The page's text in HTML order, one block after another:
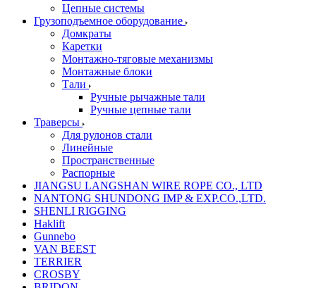
Цепные системы
Грузоподъемное оборудование
Домкраты
Каретки
Монтажно-тяговые механизмы
Монтажные блоки
Тали
Ручные рычажные тали
Ручные цепные тали
Траверсы
Для рулонов стали
Линейные
Пространственные
Распорные
JIANGSU LANGSHAN WIRE ROPE CO., LTD
NANTONG SHUNDONG IMP & EXP.CO.,LTD.
SHENLI RIGGING
Haklift
Gunnebo
VAN BEEST
TERRIER
CROSBY